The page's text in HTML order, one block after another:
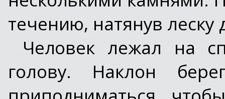
течению, натянув леску
Человек лежал на
голову. Наклон